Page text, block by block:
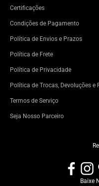
Certificações
Condições de Pagamento
Política de Envios e Prazos
Política de Frete
Política de Privacidade
Política de Trocas, Devoluções e
Termos de Serviço
Seja Nosso Parceiro
Baixe